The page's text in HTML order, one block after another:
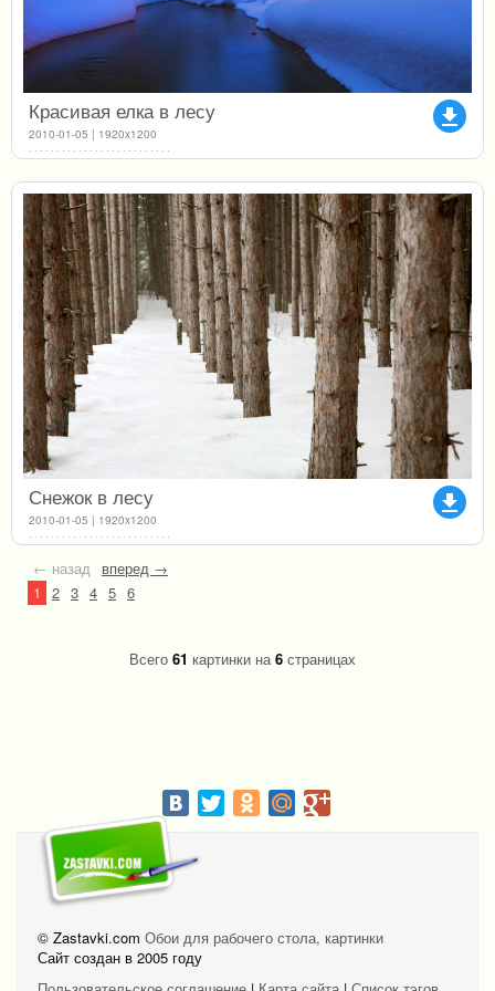
file_download
Красивая елка в лесу
2010-01-05 | 1920x1200
file_download
Снежок в лесу
2010-01-05 | 1920x1200
← назад вперед →
1
2 3 4 5 6
Всего 61 картинки на6страницах
© Zastavki.com Обои для рабочего стола, картинки
Сайт создан в 2005 году